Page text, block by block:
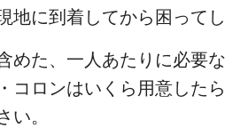
に到着してから困って
めた、一人あたりに必要
コロンはいくら用意した
。